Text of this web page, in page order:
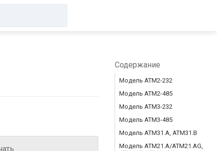
Содержание
Модель ATM2-232
Модель ATM2-485
Модель ATM3-232
Модель ATM3-485
Модель ATM31.A, ATM31.B
Модель ATM21.A/ATM21.AG,